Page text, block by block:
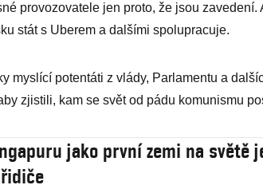
provozovatele jen proto, že jsou zavedení.
stát s Uberem a dalšími spolupracuje.
myslící potentáti z vlády, Parlamentu a
zjistili, kam se svět od pádu komunismu
jako první zemi na světě